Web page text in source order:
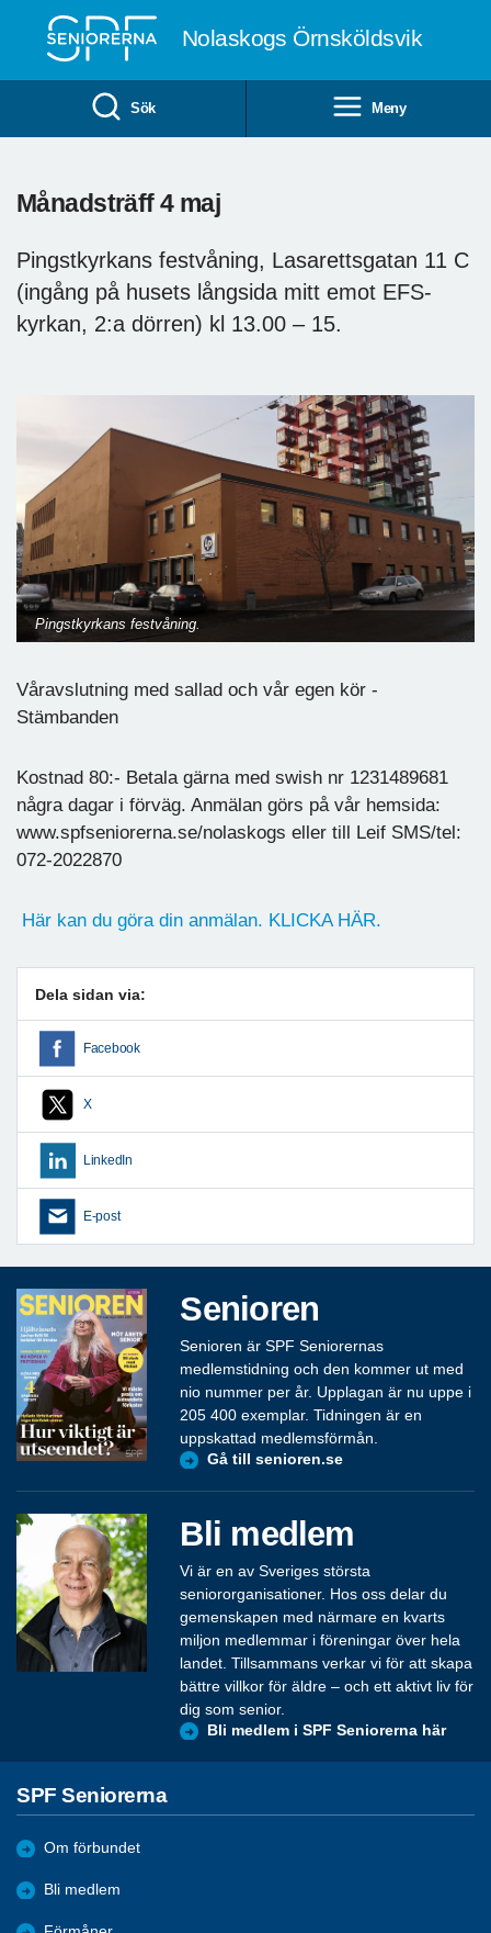
Nolaskogs Örnsköldsvik
Sök Meny
Månadsträff 4 maj
Pingstkyrkans festvåning, Lasarettsgatan 11 C
(ingång på husets långsida mitt emot EFS-
kyrkan, 2:a dörren) kl 13.00 – 15.
Pingstkyrkans festvåning.
Våravslutning med sallad och vår egen kör -
Stämbanden
Kostnad 80:- Betala gärna med swish nr 1231489681
några dagar i förväg. Anmälan görs på vår hemsida:
www.spfseniorerna.se/nolaskogs eller till Leif SMS/tel:
072-2022870
Här kan du göra din anmälan. KLICKA HÄR.
Dela sidan via:
Facebook
X
LinkedIn
E-post
Senioren
Senioren är SPF Seniorernas
medlemstidning och den kommer ut med
nio nummer per år. Upplagan är nu uppe i
205 400 exemplar. Tidningen är en
uppskattad medlemsförmån.
Gå till senioren.se
Bli medlem
Vi är en av Sveriges största
seniororganisationer. Hos oss delar du
gemenskapen med närmare en kvarts
miljon medlemmar i föreningar över hela
landet. Tillsammans verkar vi för att skapa
bättre villkor för äldre – och ett aktivt liv för
dig som senior.
Bli medlem i SPF Seniorerna här
SPF Seniorerna
Om förbundet
Bli medlem